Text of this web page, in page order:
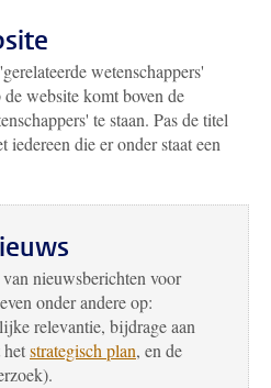
wetenschappers'
website komt boven de
te staan. Pas de titel
iedereen die er onder staat een
nieuwsberichten voor
onder andere op:
relevantie, bijdrage aan
strategisch plan, en de